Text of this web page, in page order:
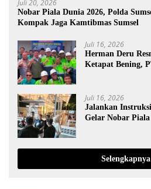
Juli 20, 2026
Nobar Piala Dunia 2026, Polda
Kompak Jaga Kamtibmas Sumsel
Juli 16, 2026
Herman Deru
Ketapat Bening,
Juli 16, 2026
Jalankan
Gelar Nobar
Selengkapnya